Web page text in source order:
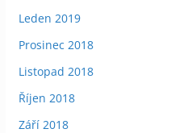
Leden 2019
Prosinec 2018
Listopad 2018
Říjen 2018
Září 2018